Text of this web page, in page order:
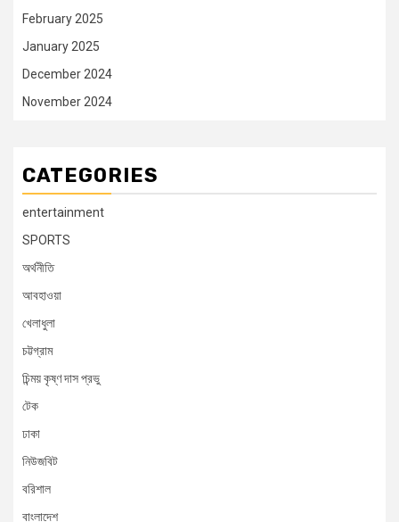
February 2025
January 2025
December 2024
November 2024
CATEGORIES
entertainment
SPORTS
অর্থনীতি
আবহাওয়া
খেলাধুলা
চট্টগ্রাম
চিন্ময় কৃষ্ণ দাস প্রভু
টেক
ঢাকা
নিউজবিট
বরিশাল
বাংলাদেশ